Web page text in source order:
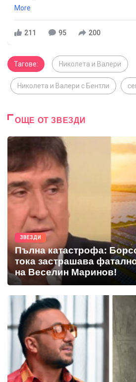
More
211 95 200
Тагове: Николета и Валери
Николета и Валери с Бентли
ОЩЕ ОТ ЗВЕЗДИ
ЗВЕЗДИ
Пълна катастрофа:
тока застрашава
на Веселин Маринов!